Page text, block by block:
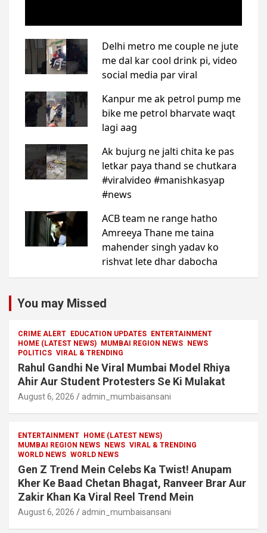
You may Missed
CRIME ALERT EDUCATION UPDATES ENTERTAINMENT
HOME (LATEST NEWS) MUMBAI REGION NEWS NEWS
POLITICS VIRAL & TRENDING
Rahul Gandhi Ne Viral Mumbai Model Rhiya
Ahir Aur Student Protesters Se Ki Mulakat
August 6, 2026 admin_mumbaisansani
ENTERTAINMENT HOME (LATEST NEWS)
MUMBAI REGION NEWS NEWS VIRAL & TRENDING
WORLD NEWS WORLD NEWS
Gen Z Trend Mein Celebs Ka Twist! Anupam
Kher Ke Baad Chetan Bhagat, Ranveer Brar Aur
Zakir Khan Ka Viral Reel Trend Mein
August 6, 2026 admin_mumbaisansani